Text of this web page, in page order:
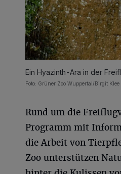
Ein Hyazinth-Ara in der
Foto: Grüner Zoo Wuppertal/Birgit Klee
Rund um die
Programm mit
die Arbeit von
Zoo unterstützen